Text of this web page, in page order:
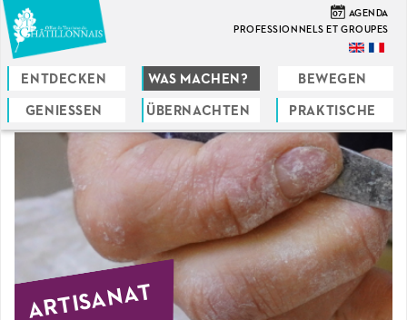
Direkt
zum
Inhalt
07 AGENDA
PROFESSIONNELS ET GROUPES
ENTDECKEN WAS MACHEN? BEWEGEN
GENIESSEN ÜBERNACHTEN PRAKTISCHE
Sie
ARTISANAT